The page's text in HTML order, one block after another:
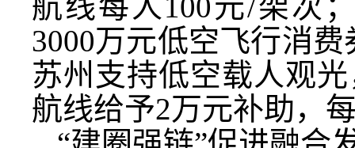
航线每人100元/架次
3000万元低空飞行消
苏州支持低空载人观
航线给予2万元补助，